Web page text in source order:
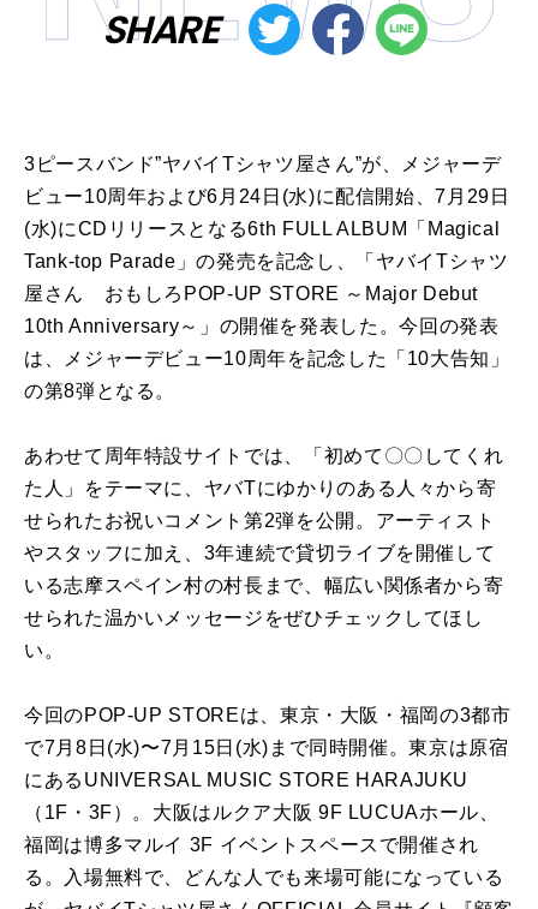
SHARE
3ピースバンド”ヤバイTシャツ屋さん”が、メジャーデ
ビュー10周年および6月24日(水)に配信開始、7月29日
(水)にCDリリースとなる6th FULL ALBUM「Magical
Tank-top Parade」の発売を記念し、「ヤバイTシャツ
屋さん おもしろPOP-UP STORE ～Major Debut
10th Anniversary～」の開催を発表した。今回の発表
は、メジャーデビュー10周年を記念した「10大告知」
の第8弾となる。
あわせて周年特設サイトでは、「初めて〇〇してくれ
た人」をテーマに、ヤバTにゆかりのある人々から寄
せられたお祝いコメント第2弾を公開。アーティスト
やスタッフに加え、3年連続で貸切ライブを開催して
いる志摩スペイン村の村長まで、幅広い関係者から寄
せられた温かいメッセージをぜひチェックしてほし
い。
今回のPOP-UP STOREは、東京・大阪・福岡の3都市
で7月8日(水)〜7月15日(水)まで同時開催。東京は原宿
にあるUNIVERSAL MUSIC STORE HARAJUKU
（1F・3F）。大阪はルクア大阪 9F LUCUAホール、
福岡は博多マルイ 3F イベントスペースで開催され
る。入場無料で、どんな人でも来場可能になっている